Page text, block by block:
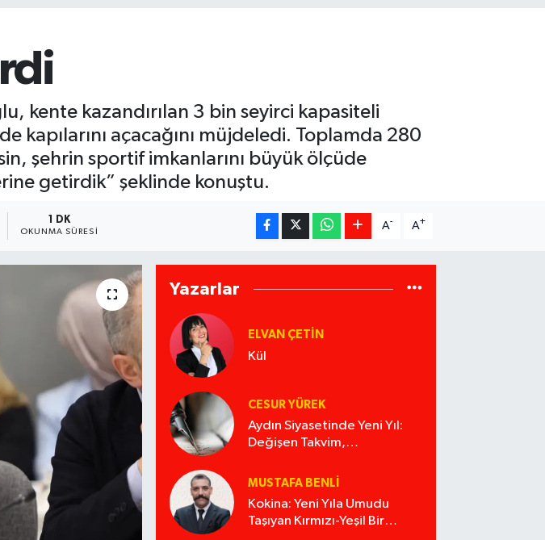
kente kazandırılan 3 bin seyirci kapasiteli
kapılarını açacağını müjdeledi. Toplamda 280
şehrin sportif imkanlarını büyük ölçüde
getirdik” şeklinde konuştu.
1 DK
OKUNMA SÜRESI
A- A+
Yazarlar
ELVAN ÇETIN
Kül
CESUR YÜREK
Aydın Siyasetinde Yeni Yıl:
Değişen Takvim,
MUSTAFA BENLI
Kokina: Yeni Yıla Umudu
Taşıyan Kırmızı-Yeşil Bir